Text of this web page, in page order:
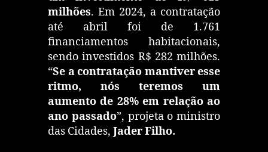
milhões. Em 2024, a contratação
até abril foi de 1.761
financiamentos habitacionais,
sendo investidos R$ 282 milhões.
“Se a contratação mantiver esse
ritmo, nós teremos um
aumento de 28% em relação ao
ano passado”, projeta o ministro
das Cidades, Jader Filho.